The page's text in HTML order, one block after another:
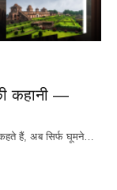
कहानी —
हैं, अब सिर्फ घूमने…